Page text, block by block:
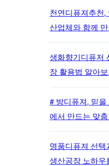
천연디퓨져추천,
산업체와 함께
생화향기디퓨저
장 활용법 알아보
# 방디퓨져, 믿을
에서 만드는 맞
명품디퓨져 선택
생산공장 노하우